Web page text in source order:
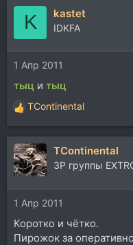
K kastet
IDKFA
1 Апр 2011
тыц и тыц
Р
е
а
к
ц
и
и
:
TContinental
TContinental
ЗР группы
1 Апр 2011
Коротко и чётко.
Пирожок за